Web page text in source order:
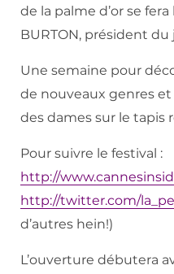
de la palme d’or se
BURTON, président
Une semaine pour
de nouveaux genres
des dames sur le tapis
Pour suivre le festival :
http://
http://twitter.com/
d’autres hein!)
L’ouverture débutera